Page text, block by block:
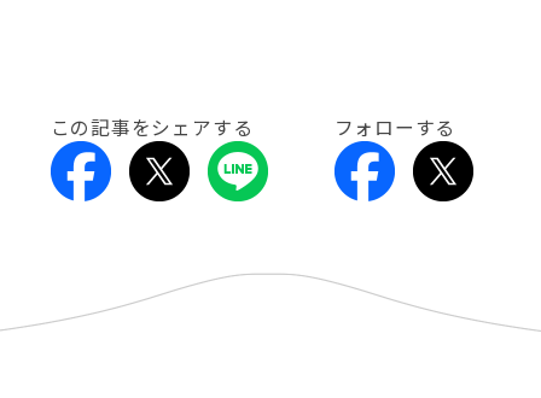
この記事をシェアする フォローする